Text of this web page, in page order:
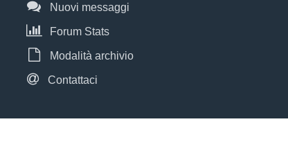
Nuovi messaggi
Forum Stats
Modalità archivio
Contattaci